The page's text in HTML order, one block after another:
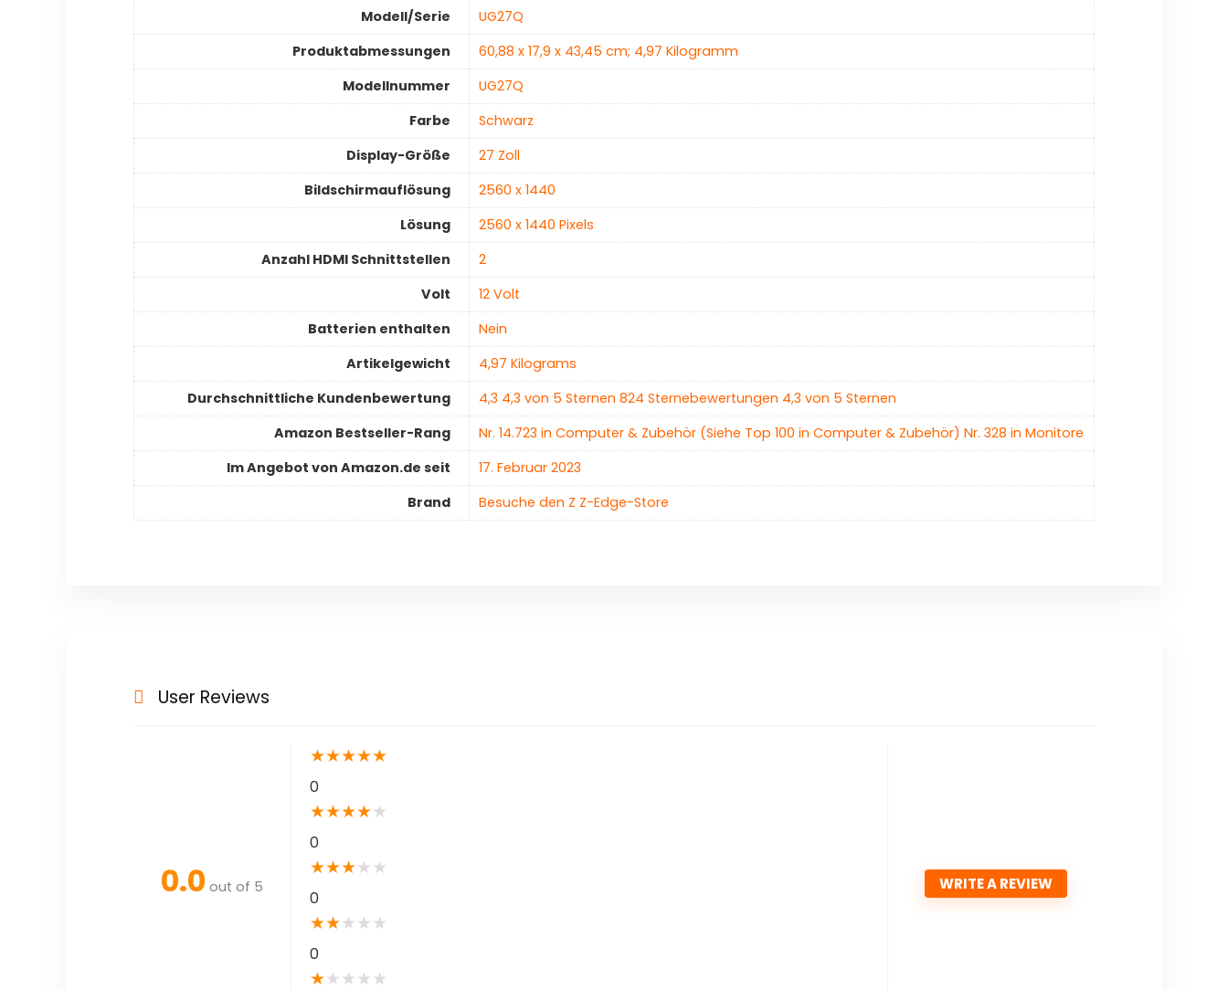
Modell/Serie
‎UG27Q
Produktabmessungen
‎60,88 x 17,9 x 43,45 cm; 4,97 Kilogramm
Modellnummer
‎UG27Q
Farbe
‎Schwarz
Display-Größe
‎27 Zoll
Bildschirmauflösung
‎2560 x 1440
Lösung
‎2560 x 1440 Pixels
Anzahl HDMI Schnittstellen
2
Volt
‎12 Volt
Batterien enthalten
‎Nein
Artikelgewicht
‎4,97 Kilograms
Durchschnittliche Kundenbewertung
4,3 4,3 von 5 Sternen 824 Sternebewertungen 4,3 von 5 Sternen
Amazon Bestseller-Rang
Nr. 14.723 in Computer & Zubehör (Siehe Top 100 in Computer & Zubehör) Nr. 328 in Monitore
Im Angebot von Amazon.de seit
17. Februar 2023
Brand
Besuche den Z Z-Edge-Store
User Reviews
0.0 out of 5
★★★★★
0
★★★★★
0
★★★★ ★
0
★★★ ★ ★
0
★★ ★ ★ ★
WRITE A REVIEW